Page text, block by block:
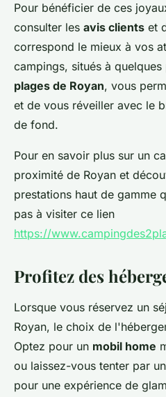
Pour bénéficier de ces
consulter les avis clients et
correspond le mieux à vos
campings, situés à
plages de Royan, vous
et de vous réveiller avec le
de fond.
Pour en savoir plus sur un
proximité de Royan et
prestations haut de gamme
pas à visiter ce lien
https://
Profitez des
Lorsque vous réservez un
Royan, le choix de
Optez pour un mobil home
ou laissez-vous tenter par un
pour une expérience de